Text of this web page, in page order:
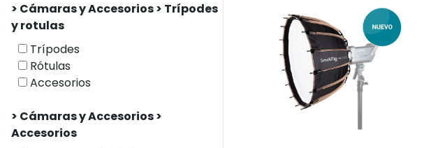
> Cámaras y Accesorios > Trípodes
y rotulas
Trípodes
Rótulas
Accesorios
> Cámaras y Accesorios >
Accesorios